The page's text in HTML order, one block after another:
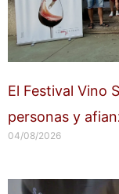
El Festival Vino
personas y
04/08/2026